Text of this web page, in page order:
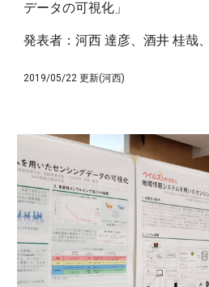
データの可視化」
発表者：河西 達彦、酒井 桂哉
2019/05/22 更新(河西)